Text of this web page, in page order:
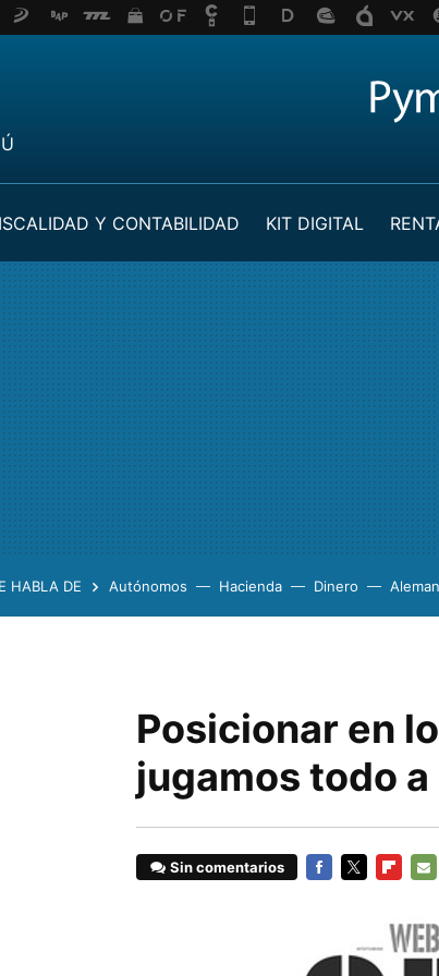
Y CONTABILIDAD KIT DIGITAL
HABLA DE Autónomos Hacienda Dinero
Posicionar en
jugamos todo
Sin comentarios